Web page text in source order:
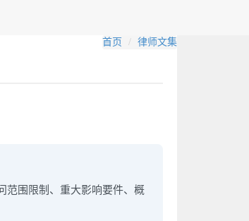
首页 律师文集
范围限制、重大影响要件、概